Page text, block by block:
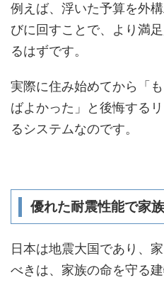
例えば、浮いた予算を外
びに回すことで、より満
るはずです。
実際に住み始めてから「
ばよかった」と後悔する
るシステムなのです。
優れた耐震性能で家
日本は地震大国であり、
べきは、家族の命を守る建